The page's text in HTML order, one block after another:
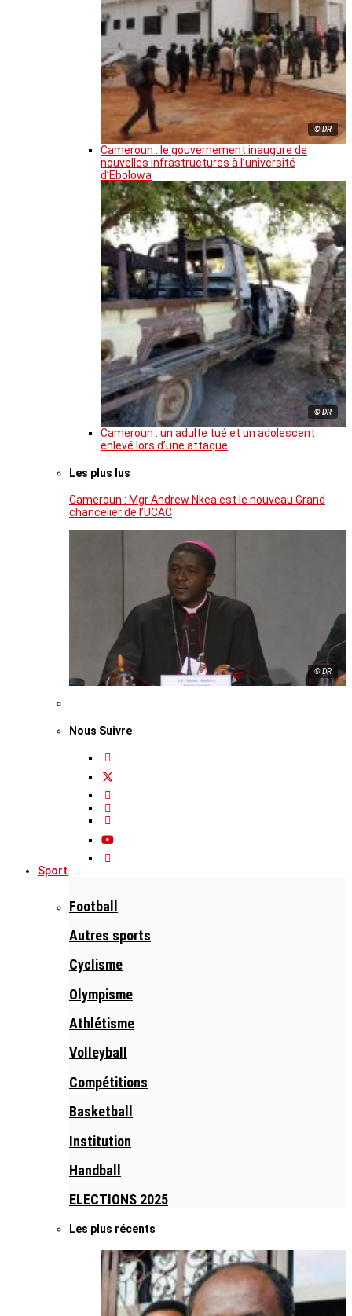
© DR
Cameroun : le gouvernement inaugure de
nouvelles infrastructures à l’université
d’Ebolowa
© DR
Cameroun : un adulte tué et un adolescent
enlevé lors d’une attaque
Les plus lus
Cameroun : Mgr Andrew Nkea est le nouveau Grand
chancelier de l’UCAC
© DR
Nous Suivre
Sport
Football
Autres sports
Cyclisme
Olympisme
Athlétisme
Volleyball
Compétitions
Basketball
Institution
Handball
ELECTIONS 2025
Les plus récents